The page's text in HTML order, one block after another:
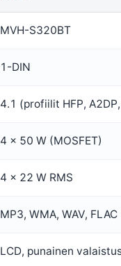
MVH-S320BT
1-DIN
4.1 (profiilit HFP, A2DP,
4 × 50 W (MOSFET)
4 × 22 W RMS
MP3, WMA, WAV, FLAC
LCD, punainen